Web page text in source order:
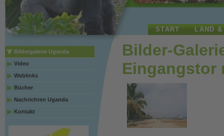
START LAND
Bildergalerie Uganda
Video
Weblinks
Bücher
Nachrichten Uganda
Kontakt
Bilder-
Eingangstor